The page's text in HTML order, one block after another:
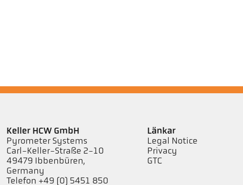
Keller HCW GmbH
Pyrometer Systems
Carl-Keller-Straße 2-10
49479 Ibbenbüren,
Germany
Telefon +49 (0) 5451 850
Länkar
Legal Notice
Privacy
GTC